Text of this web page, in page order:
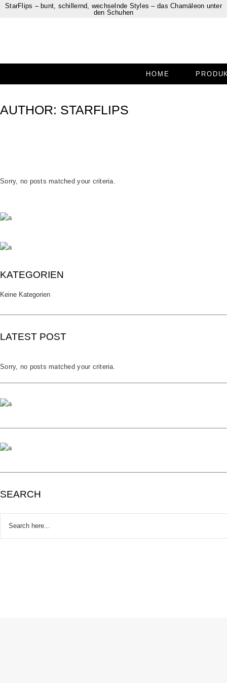
StarFlips – bunt, schillernd, wechselnde Styles – das Chamäleon unter
den Schuhen
HOME
AUTHOR: STARFLIPS
Sorry, no posts matched your criteria.
KATEGORIEN
Keine Kategorien
LATEST POST
Sorry, no posts matched your criteria.
SEARCH
for: